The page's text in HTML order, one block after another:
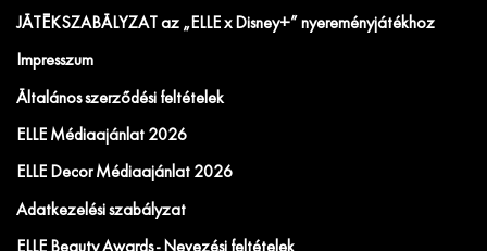
JÁTÉKSZABÁLYZAT az „ELLE x Disney+” nyereményjátékhoz
Impresszum
Általános szerződési feltételek
ELLE Médiaajánlat 2026
ELLE Decor Médiaajánlat 2026
Adatkezelési szabályzat